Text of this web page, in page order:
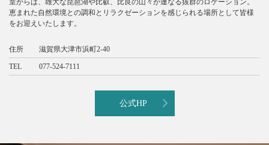
室からは、雄大な琵琶湖や比叡、比良の山々が連なる抜群のロケーション。
恵まれた自然環境との調和とリラクゼーションを感じられる場所として皆様
をお迎えいたします。
住所 滋賀県大津市浜町2-40
TEL 077-524-7111
公式HP